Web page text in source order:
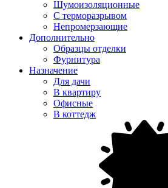
Шумоизоляционные
С терморазрывом
Непромерзающие
Дополнительно
Образцы отделки
Фурнитура
Назначение
Для дачи
В квартиру
Офисные
В коттедж